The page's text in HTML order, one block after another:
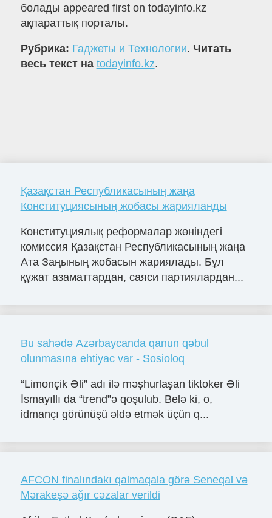
болады appeared first on todayinfo.kz
ақпараттық порталы.
Рубрика: Гаджеты и Технологии. Читать
весь текст на todayinfo.kz.
Қазақстан Республикасының жаңа
Конституциясының жобасы жарияланды
Конституциялық реформалар жөніндегі
комиссия Қазақстан Республикасының жаңа
Ата Заңының жобасын жариялады. Бұл
құжат азаматтардан, саяси партиялардан...
Bu sahədə Azərbaycanda qanun qəbul
olunmasına ehtiyac var - Sosioloq
“Limonçik Əli” adı ilə məşhurlaşan tiktoker Əli
İsmayıllı da “trend”ə qoşulub. Belə ki, o,
idmançı görünüşü əldə etmək üçün q...
AFCON finalındakı qalmaqala görə Seneqal və
Mərakeşə ağır cəzalar verildi